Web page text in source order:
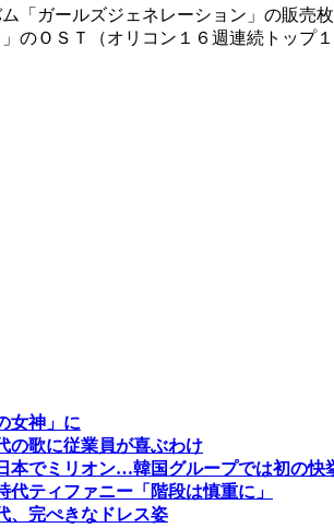
「ガールズジェネレーション」の販
のＯＳＴ（オリコン１６週連続トップ１
女神」に
の歌に従業員が喜ぶわけ
本でミリオン…韓国グループでは初の快
代ティファニー「階段は慎重に」
、完ぺきなドレス姿